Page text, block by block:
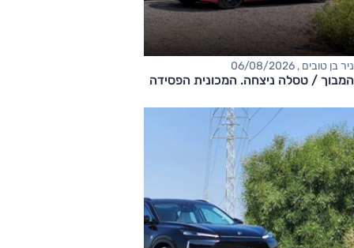
ניר בן טובים , 06/08/2026
המבוך / טסלה ניצחה. המכונית הפסידה